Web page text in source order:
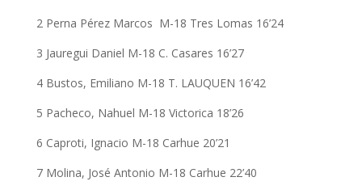
2 Perna Pérez Marcos M-18 Tres Lomas 16’24
3 Jauregui Daniel M-18 C. Casares 16’27
4 Bustos, Emiliano M-18 T. LAUQUEN 16’42
5 Pacheco, Nahuel M-18 Victorica 18’26
6 Caproti, Ignacio M-18 Carhue 20’21
7 Molina, José Antonio M-18 Carhue 22’40